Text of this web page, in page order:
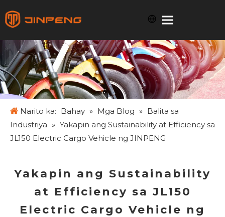
Narito ka: Bahay » Mga Blog » Balita sa
Industriya » Yakapin ang Sustainability at Efficiency sa
JL150 Electric Cargo Vehicle ng JINPENG
Yakapin ang Sustainability
at Efficiency sa JL150
Electric Cargo Vehicle ng